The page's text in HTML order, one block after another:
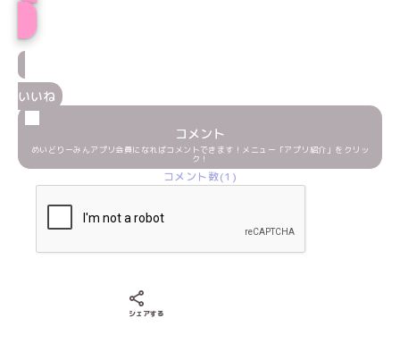
いいね
コメント
めいどりーみんアプリ会員になればコメントできます！メニュー「アプリ紹介」をクリッ
ク！
コメント数(1)
シェアする